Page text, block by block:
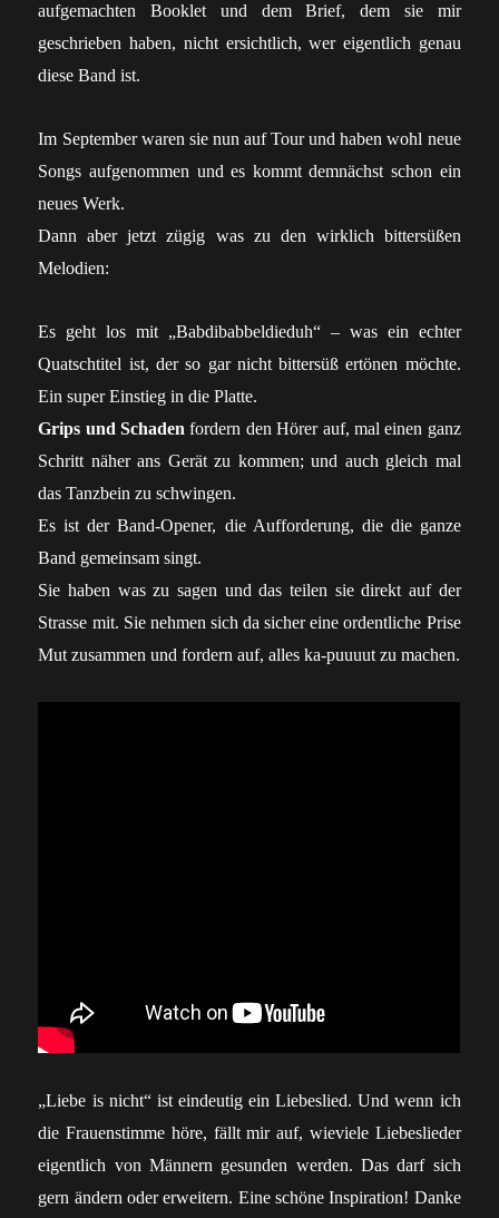
aufgemachten Booklet und dem Brief, dem sie mir
geschrieben haben, nicht ersichtlich, wer eigentlich genau
diese Band ist.
Im September waren sie nun auf Tour und haben wohl neue
Songs aufgenommen und es kommt demnächst schon ein
neues Werk.
Dann aber jetzt zügig was zu den wirklich bittersüßen
Melodien:
Es geht los mit „Babdibabbeldieduh“ – was ein echter
Quatschtitel ist, der so gar nicht bittersüß ertönen möchte.
Ein super Einstieg in die Platte.
Grips und Schaden fordern den Hörer auf, mal einen ganz
Schritt näher ans Gerät zu kommen; und auch gleich mal
das Tanzbein zu schwingen.
Es ist der Band-Opener, die Aufforderung, die die ganze
Band gemeinsam singt.
Sie haben was zu sagen und das teilen sie direkt auf der
Strasse mit. Sie nehmen sich da sicher eine ordentliche Prise
Mut zusammen und fordern auf, alles ka-puuuut zu machen.
„Liebe is nicht“ ist eindeutig ein Liebeslied. Und wenn ich
die Frauenstimme höre, fällt mir auf, wieviele Liebeslieder
eigentlich von Männern gesunden werden. Das darf sich
gern ändern oder erweitern. Eine schöne Inspiration! Danke